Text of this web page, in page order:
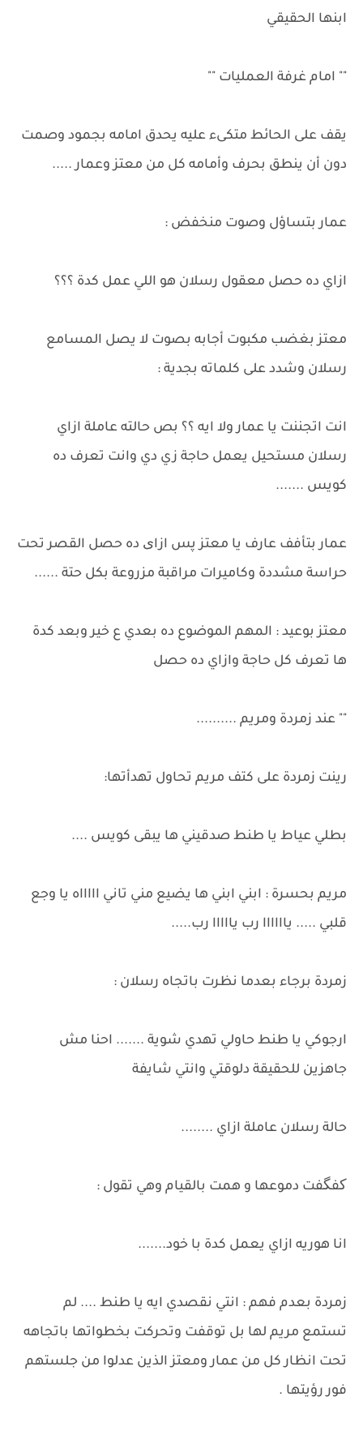
ابنها الحقيقي
"" امام غرفة العمليات ""
يقف على الحائط متكىء عليه يحدق امامه بجمود وصمت
دون أن ينطق بحرف وأمامه كل من معتز وعمار .....
عمار بتساؤل وصوت منخفض :
ازاي ده حصل معقول رسلان هو اللي عمل كدة ؟؟؟
معتز بغضب مكبوت أجابه بصوت لا يصل المسامع
رسلان وشدد على كلماته بجدية :
انت اتجننت يا عمار ولا ايه ؟؟ بص حالته عاملة ازاي
رسلان مستحيل يعمل حاجة زي دي وانت تعرف ده
كويس .......
عمار بتأفف عارف يا معتز پس ازای ده حصل القصر تحت
حراسة مشددة وكاميرات مراقبة مزروعة بكل حتة ......
معتز بوعيد : المهم الموضوع ده بعدي ع خير وبعد كدة
ها تعرف كل حاجة وازاي ده حصل
"" عند زمردة ومريم ..........
رينت زمردة على كتف مريم تحاول تهدأتها:
بطلي عياط يا طنط صدقيني ها يبقى كويس ....
مريم بحسرة : ابني ابني ها يضيع مني تاني اااااه يا وجع
قلبي ..... ياااااا رب يااااا رب.....
زمردة برجاء بعدما نظرت باتجاه رسلان :
ارجوكي يا طنط حاولي تهدي شوية ....... احنا مش
جاهزين للحقيقة دلوقتي وانتي شايفة
حالة رسلان عاملة ازاي ........
کفگفت دموعها و همت بالقيام وهي تقول :
انا هوريه ازاي يعمل كدة با خود.......
زمردة بعدم فهم : انتي نقصدي ايه يا طنط .... لم
تستمع مريم لها بل توقفت وتحركت بخطواتها باتجاهه
تحت انظار كل من عمار ومعتز الذين عدلوا من جلستهم
فور رؤيتها .